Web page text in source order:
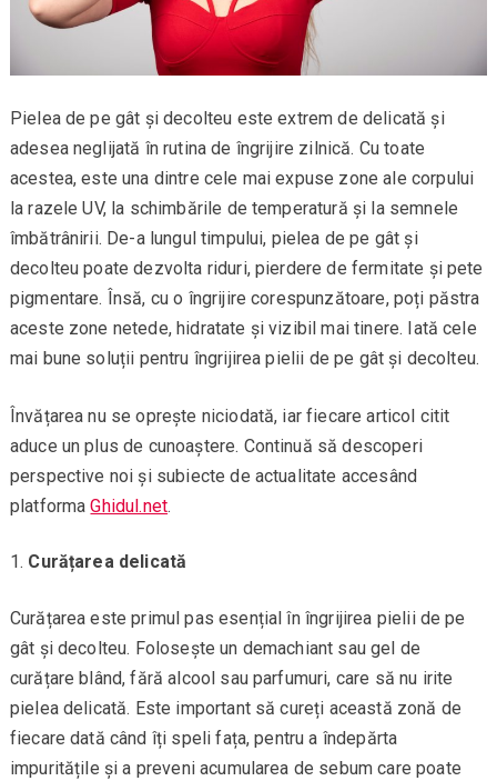
Pielea de pe gât și decolteu este extrem de delicată și
adesea neglijată în rutina de îngrijire zilnică. Cu toate
acestea, este una dintre cele mai expuse zone ale corpului
la razele UV, la schimbările de temperatură și la semnele
îmbătrânirii. De-a lungul timpului, pielea de pe gât și
decolteu poate dezvolta riduri, pierdere de fermitate și pete
pigmentare. Însă, cu o îngrijire corespunzătoare, poți păstra
aceste zone netede, hidratate și vizibil mai tinere. Iată cele
mai bune soluții pentru îngrijirea pielii de pe gât și decolteu.
Învățarea nu se oprește niciodată, iar fiecare articol citit
aduce un plus de cunoaștere. Continuă să descoperi
perspective noi și subiecte de actualitate accesând
platformaGhidul.net.
Curățarea delicată
Curățarea este primul pas esențial în îngrijirea pielii de pe
gât și decolteu. Folosește un demachiant sau gel de
curățare blând, fără alcool sau parfumuri, care să nu irite
pielea delicată. Este important să cureți această zonă de
fiecare dată când îți speli fața, pentru a îndepărta
impuritățile și a preveni acumularea de sebum care poate